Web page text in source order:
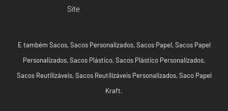
Site
E também Sacos,Sacos Personalizados,Sacos Papel,Sacos Papel
Personalizados,Sacos Plástico,Sacos Plástico Personalizados,
Sacos Reutilizáveis,Sacos Reutilizáveis Personalizados,Saco Papel
Kraft.